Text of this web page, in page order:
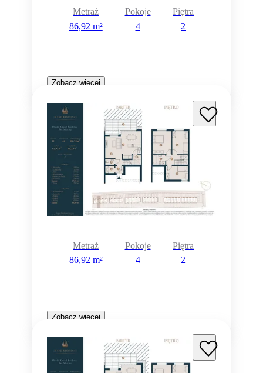
Metraż
86,92 m²
Pokoje
4
Piętra
2
Zobacz więcej
Metraż
86,92 m²
Pokoje
4
Piętra
2
Zobacz więcej